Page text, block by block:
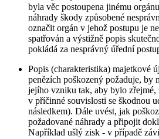
byla věc postoupena jinému
náhrady škody způsobené
označit orgán v jehož postupu je
spatřován a výstižně popis
pokládá za nesprávný úřední
Popis (charakteristika) majetkové
penězích poškozený požaduje, by
jejího vzniku tak, aby bylo zřejmé,
v příčinné souvislosti se škodnou
následkem). Dále uvést, jak
požadované náhrady a připojit
Například ušlý zisk - v případě